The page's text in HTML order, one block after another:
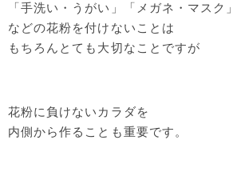
「手洗い・うがい」「メガネ・マスク」
などの花粉を付けないことは
もちろんとても大切なことですが
花粉に負けないカラダを
内側から作ることも重要です。